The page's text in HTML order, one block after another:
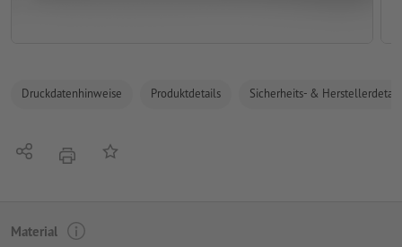
Druckdatenhinweise Produktdetails Sicherheits- &
Teilen DruckenAuf die Merkliste
Material